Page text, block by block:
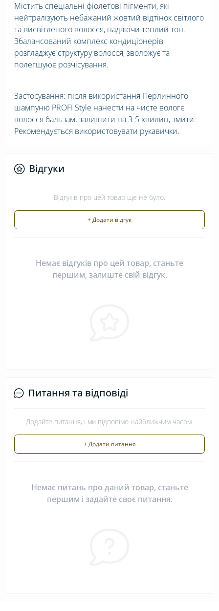
Містить спеціальні фіолетові пігменти, які
нейтралізують небажаний жовтий відтінок світлого
та висвітленого волосся, надаючи теплий тон.
Збалансований комплекс кондиціонерів
розгладжує структуру волосся, зволожує та
полегшуює розчісування.
Застосування: після використання Перлинного
шампуню PROFI Style нанести на чисте вологе
волосся бальзам, залишити на 3-5 хвилин, змити.
Рекомендується використовувати рукавички.
Відгуки
Відгуків про цей товар ще не було.
+ Додати відгук
Немає відгуків про цей товар, станьте
першим, залиште свій відгук.
Питання та відповіді
Додайте питання, і ми відповімо найближчим часом.
+ Додати питання
Немає питань про даний товар, станьте
першим і задайте своє питання.